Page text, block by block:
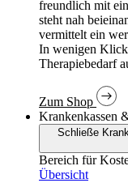
In wenigen
Therapiebedarf
Zum Shop
Krankenkassen
Schließe
Bereich für
Übersicht